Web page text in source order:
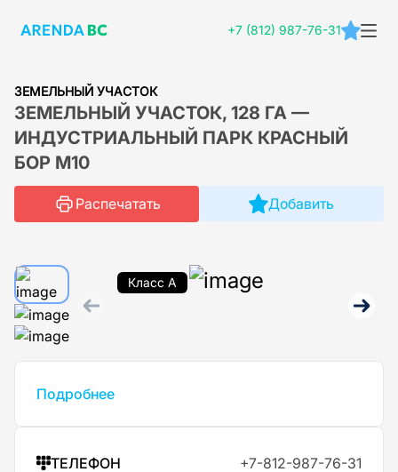
+7 (812) 987-76-31
ЗЕМЕЛЬНЫЙ УЧАСТОК
ЗЕМЕЛЬНЫЙ УЧАСТОК, 128 ГА —
ИНДУСТРИАЛЬНЫЙ ПАРК КРАСНЫЙ
БОР М10
Распечатать Добавить
Класс A
Подробнее
ТЕЛЕФОН
+7-812-987-76-31